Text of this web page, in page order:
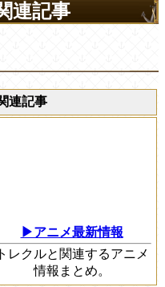
連記事
連記事
▶アニメ最新情報
トレクルと関連するアニメ
情報まとめ。